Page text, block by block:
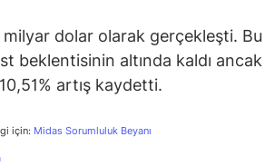
milyar dolar olarak gerçekleşti. Bu
beklentisinin altında kaldı ancak
artış kaydetti.
için: Midas Sorumluluk Beyanı